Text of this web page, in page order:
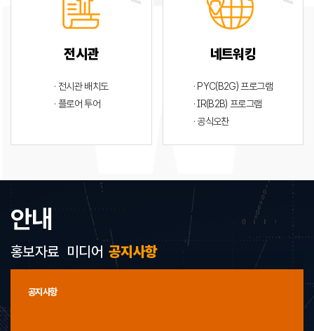
전시관
· 전시관 배치도
· 플로어 투어
네트워킹
· PYC(B2G) 프로그램
· IR(B2B) 프로그램
· 공식오찬
안내
공지사항
공지사항
홍보자료 미디어